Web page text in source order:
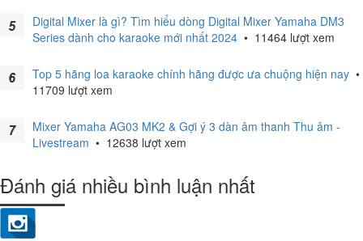
Digital Mixer là gì? Tìm hiểu dòng Digital Mixer Yamaha DM3
Series dành cho karaoke mới nhất 2024 • 11464 lượt xem
Top 5 hãng loa karaoke chính hãng được ưa chuộng hiện nay •
11709 lượt xem
Mixer Yamaha AG03 MK2 & Gợi ý 3 dàn âm thanh Thu âm -
Livestream • 12638 lượt xem
Đánh giá nhiều bình luận nhất